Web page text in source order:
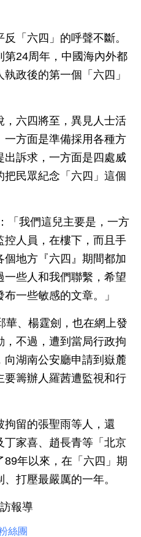
「六四」的呼聲不斷。
24周年，中國海內外都
政後的第一個「六四」
，六四將至，異見人士活
一方面是準備採用各種方
出訴求，一方面是四處威
民眾紀念「六四」這個
「我們這兒主要是，一方
控人員，在樓下，而且手
地方『六四』期間都加
些人和我們聯繫，希望
一些敏感的文章。」
華、楊霆劍，也在網上發
，不過，遭到當局行政拘
向湖南公安廳申請到嶽麓
要籌辦人羅茜遭監視和行
留的張聖雨等人，還
丁家喜、趙長青等「北京
年以來，在「六四」期
打壓最嚴厲的一年。
報導
絲團